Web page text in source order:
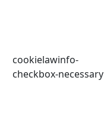
cookielawinfo-
checkbox-necessary